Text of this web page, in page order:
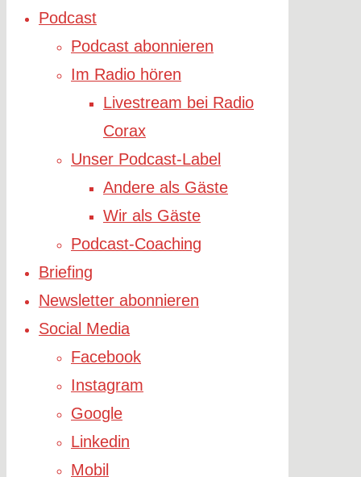
Podcast
Podcast abonnieren
Im Radio hören
Livestream bei Radio
Corax
Unser Podcast-Label
Andere als Gäste
Wir als Gäste
Podcast-Coaching
Briefing
Newsletter abonnieren
Social Media
Facebook
Instagram
Google
Linkedin
Mobil